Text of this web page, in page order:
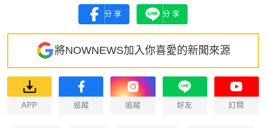
分享 分享
將NOWNEWS加入你喜愛的新聞來源
APP 追蹤 追蹤 好友 訂閱